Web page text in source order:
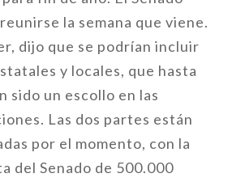
la semana que viene.
dijo que se podrían incluir
y locales, que hasta
sido un escollo en las
Las dos partes están
por el momento, con la
del Senado de 500.000